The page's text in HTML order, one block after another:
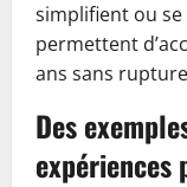
simplifient ou
permettent
ans sans
Des
expériences